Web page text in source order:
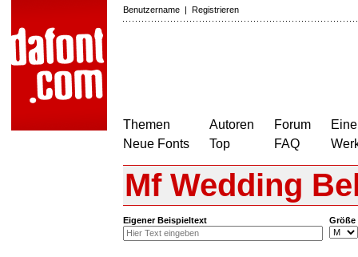
Benutzername | Registrieren
Themen
Neue Fonts
Autoren
Top
Forum
FAQ
Mf Wedding
Eigener Beispieltext Größe